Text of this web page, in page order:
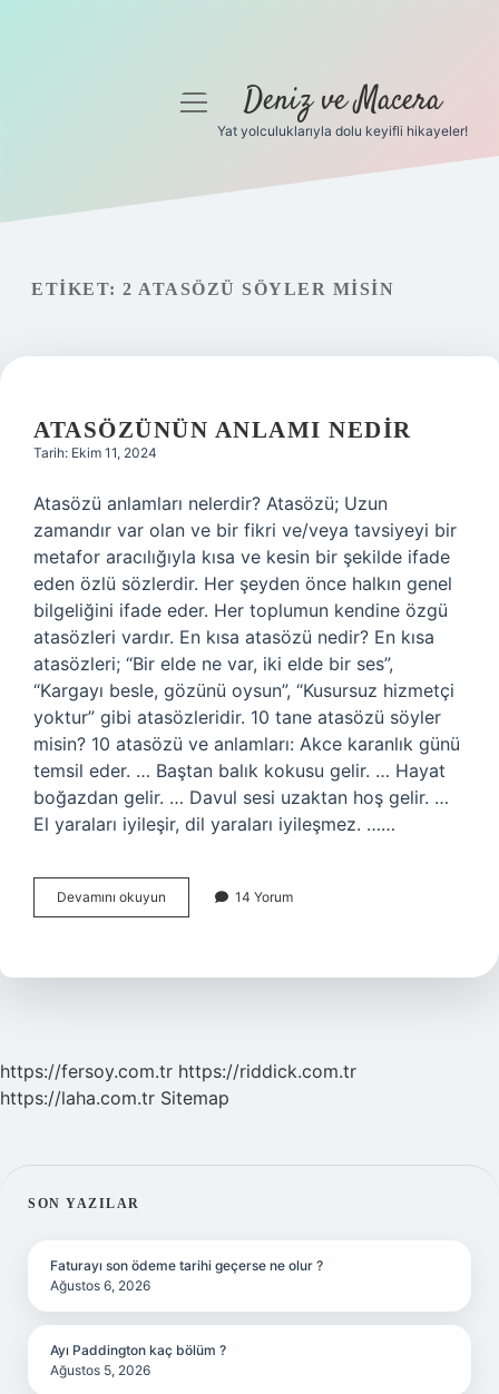
Gizlilik Politikası
menüyüDeniz ve Macera
Yat yolculuklarıyla dolu keyifli hikayeler!
ETIKET: 2 ATASÖZÜ SÖYLER MISIN
ATASÖZÜNÜN ANLAMI NEDIR
Tarih: Ekim 11, 2024
Atasözü anlamları nelerdir? Atasözü; Uzun
zamandır var olan ve bir fikri ve/veya tavsiyeyi bir
metafor aracılığıyla kısa ve kesin bir şekilde ifade
eden özlü sözlerdir. Her şeyden önce halkın genel
bilgeliğini ifade eder. Her toplumun kendine özgü
atasözleri vardır. En kısa atasözü nedir? En kısa
atasözleri; “Bir elde ne var, iki elde bir ses”,
“Kargayı besle, gözünü oysun”, “Kusursuz hizmetçi
yoktur” gibi atasözleridir. 10 tane atasözü söyler
misin? 10 atasözü ve anlamları: Akce karanlık günü
temsil eder. … Baştan balık kokusu gelir. … Hayat
boğazdan gelir. … Davul sesi uzaktan hoş gelir. …
El yaraları iyileşir, dil yaraları iyileşmez. ……
Devamını okuyun Atasözünün
Anlamı
14 Yorum
https://fersoy.com.tr https://riddick.com.tr
https://laha.com.tr Sitemap
SIDEBAR
SON YAZILAR
Faturayı son ödeme tarihi geçerse ne olur ?
Ağustos 6, 2026
Ayı Paddington kaç bölüm ?
Ağustos 5, 2026